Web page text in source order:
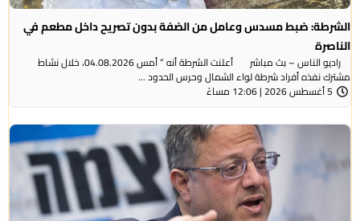
الشرطة: ضبط مسدس وعامل من الضفة بدون تصريح داخل مطعم في
الناصرة
راديو الناس – بث مباشر أعلنت الشرطة أنه ” أمس 04.08.2026، خلال نشاط
مشترك نفذه أفراد شرطة لواء الشمال وحرس الحدود ...
5 أغسطس 2026 | 12:06 مساءً